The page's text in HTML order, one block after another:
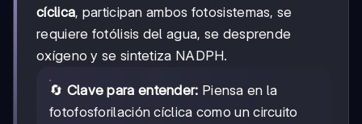
cíclica, participan ambos fotosistemas, se
requiere fotólisis del agua, se desprende
oxígeno y se sintetiza NADPH.
🔄 Clave para entender: Piensa en la
fotofosforilación cíclica como un circuito